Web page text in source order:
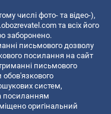
числі фото- та відео-),
та всіх його
заборонено.
письмового дозволу
посилання на сайт
письмового
обов'язкового
систем,
посиланням
оригінальний